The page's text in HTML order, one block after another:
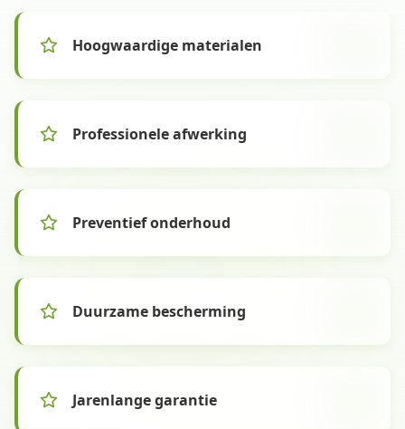
Hoogwaardige materialen
Professionele afwerking
Preventief onderhoud
Duurzame bescherming
Jarenlange garantie